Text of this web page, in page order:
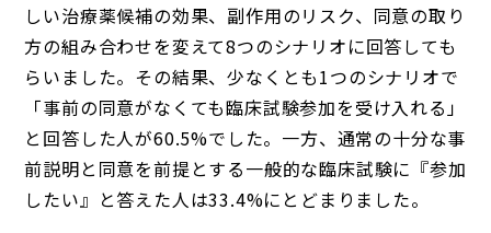
しい治療薬候補の効果、副作用のリスク、同意の取り
方の組み合わせを変えて8つのシナリオに回答しても
らいました。その結果、少なくとも1つのシナリオで
「事前の同意がなくても臨床試験参加を受け入れる」
と回答した人が60.5%でした。一方、通常の十分な事
前説明と同意を前提とする一般的な臨床試験に『参加
したい』と答えた人は33.4%にとどまりました。